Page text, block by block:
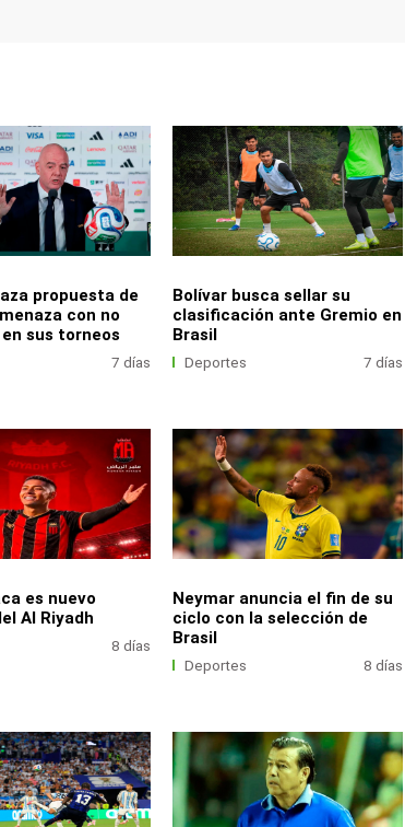
propuesta de
con no
sus torneos
7 días
Bolívar busca sellar su
clasificación ante Gremio en
Brasil
Deportes 7 días
es nuevo
Al Riyadh
8 días
Neymar anuncia el fin de su
ciclo con la selección de
Brasil
Deportes 8 días